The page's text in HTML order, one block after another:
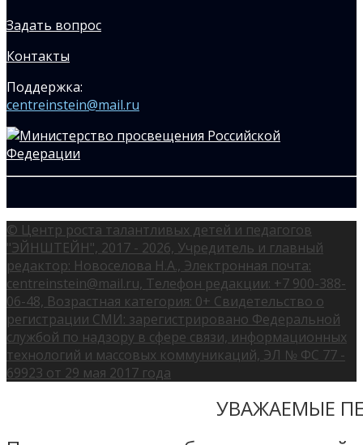
Задать вопрос
Контакты
Поддержка:
centreinstein@mail.ru
© Центр роста талантливых детей и педагогов
"ЭЙНШТЕЙН", 2017 - 2026, Учредитель и главный
редактор: Новоселова Н.А., Электронная почта:
centreinstein@mail.ru, Телефон редакции: +7 900-388-
06-48, Возрастная категория: 0+ Свидетельство о
регистрации СМИ: зарегистрировано Федеральной
службой по надзору в сфере связи, информационных
технологий и массовых коммуникаций, ЭЛ № ФС 77 -
69923 от 29 мая 2017 года
УВАЖАЕМЫЕ